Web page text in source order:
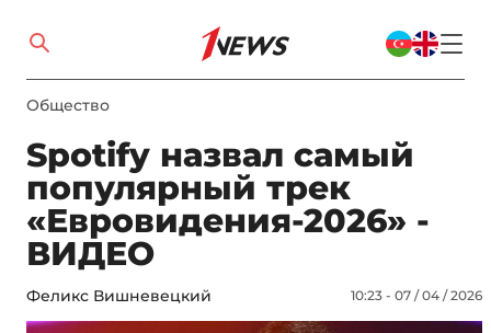
Общество
Spotify назвал самый
популярный трек
«Евровидения-2026» -
ВИДЕО
Феликс Вишневецкий 10:23 - 07 / 04 / 2026